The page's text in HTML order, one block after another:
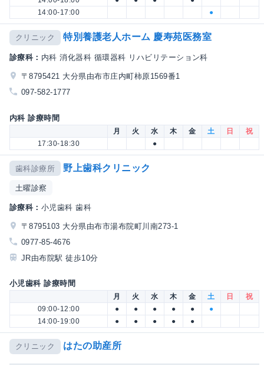
14:00-17:00
●
クリニック 特別養護老人ホーム 慶寿苑医務室
診療科： 内科 消化器科 循環器科 リハビリテーション科
〒8795421 大分県由布市庄内町柿原1569番1
097-582-1777
内科 診療時間
月 火 水 木 金 土 日
祝
17:30-18:30
●
歯科診療所 野上歯科クリニック
土曜診察
診療科： 小児歯科 歯科
〒8795103 大分県由布市湯布院町川南273-1
0977-85-4676
JR由布院駅 徒歩10分
小児歯科 診療時間
月 火 水 木 金 土 日
祝
09:00-12:00
● ● ● ● ●
●
14:00-19:00
● ● ● ● ●
クリニック はたの助産所